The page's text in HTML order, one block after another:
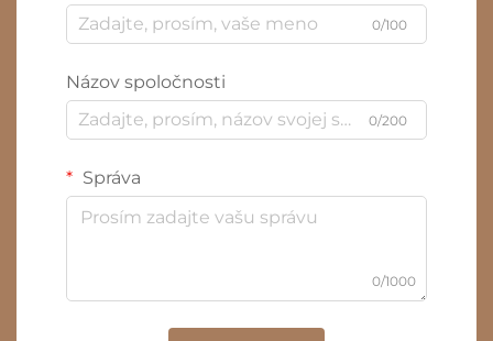
0/100
Názov spoločnosti
0/200
Správa
0/1000